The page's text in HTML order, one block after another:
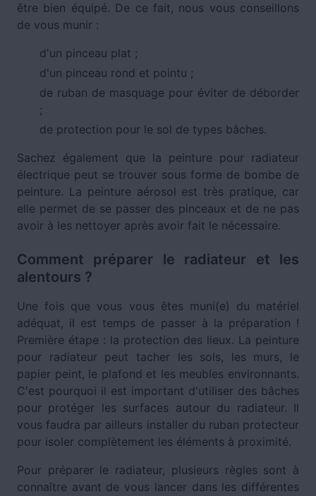
être bien équipé. De ce fait, nous vous conseillons
de vous munir :
d'un pinceau plat ;
d'un pinceau rond et pointu ;
de ruban de masquage pour éviter de déborder
;
de protection pour le sol de types bâches.
Sachez également que la peinture pour radiateur
électrique peut se trouver sous forme de bombe de
peinture. La peinture aérosol est très pratique, car
elle permet de se passer des pinceaux et de ne pas
avoir à les nettoyer après avoir fait le nécessaire.
Comment préparer le radiateur et les
alentours ?
Une fois que vous vous êtes muni(e) du matériel
adéquat, il est temps de passer à la préparation !
Première étape : la protection des lieux. La peinture
pour radiateur peut tacher les sols, les murs, le
papier peint, le plafond et les meubles environnants.
C'est pourquoi il est important d'utiliser des bâches
pour protéger les surfaces autour du radiateur. Il
vous faudra par ailleurs installer du ruban protecteur
pour isoler complètement les éléments à proximité.
Pour préparer le radiateur, plusieurs règles sont à
connaître avant de vous lancer dans les différentes